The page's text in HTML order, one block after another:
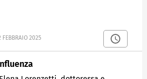
FEBBRAIO 2025